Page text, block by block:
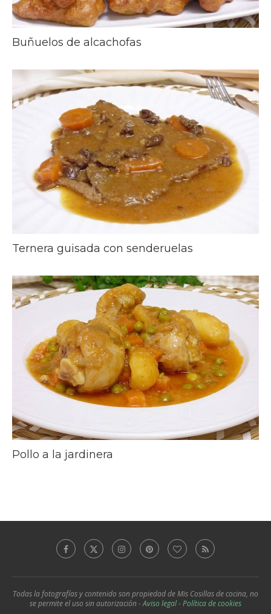
Buñuelos de alcachofas
Ternera guisada con senderuelas
Pollo a la jardinera
Todas la fotografías y contenido son propiedad de Mis Cosillas de cocina, no
se permite el uso sin autorización -Aviso legal- Política de cookies